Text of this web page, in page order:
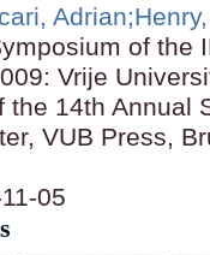
Adrian
of the
Vrije
the 14th Annual
VUB Press,
05